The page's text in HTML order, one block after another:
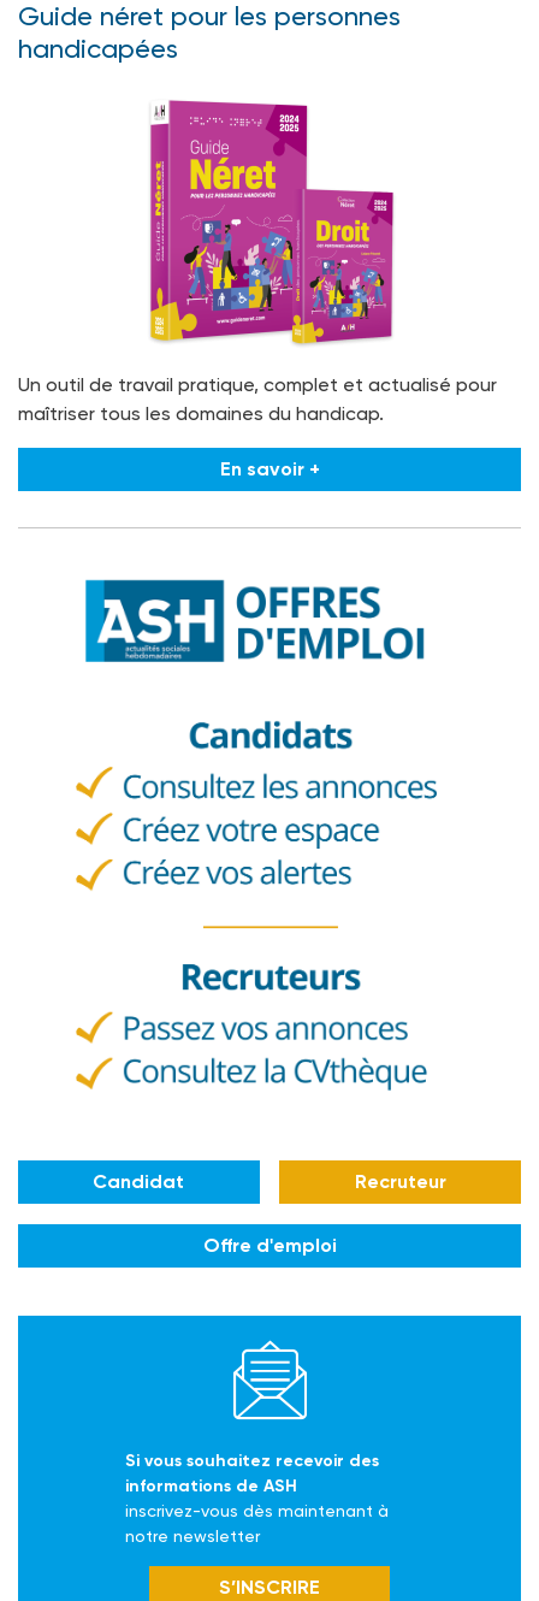
Guide néret pour les personnes
handicapées
Un outil de travail pratique, complet et actualisé pour
maîtriser tous les domaines du handicap.
En savoir +
Candidat Recruteur
Offre d'emploi
Si vous souhaitez recevoir des
informations de ASH
inscrivez-vous dès maintenant à
notre newsletter
S’INSCRIRE